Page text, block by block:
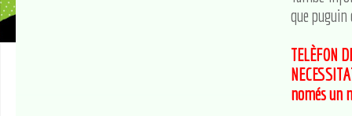
que
TELÈFON
només un